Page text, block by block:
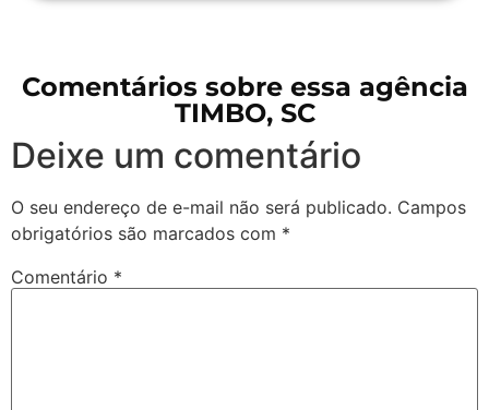
Comentários sobre essa agência
TIMBO, SC
Deixe um comentário
O seu endereço de e-mail não será publicado. Campos
obrigatórios são marcados com *
Comentário *